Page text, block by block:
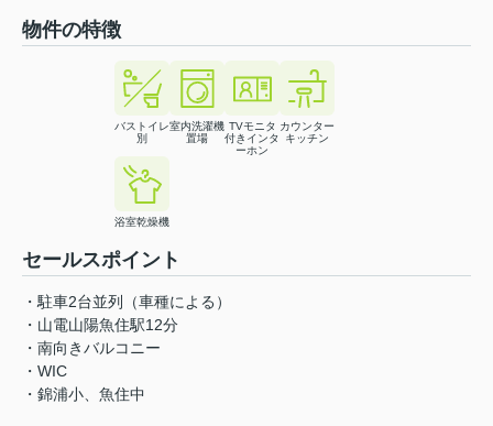
物件の特徴
バストイレ
別
室内洗濯機
置場
TVモニタ
付きインタ
ーホン
カウンター
キッチン
浴室乾燥機
セールスポイント
・駐車2台並列（車種による）
・山電山陽魚住駅12分
・南向きバルコニー
・WIC
・錦浦小、魚住中